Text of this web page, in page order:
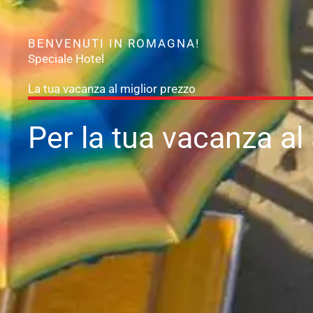
BENVENUTI IN ROMAGNA!
Speciale Hotel
La tua vacanza al miglior prezzo
Per la tua vacanza al